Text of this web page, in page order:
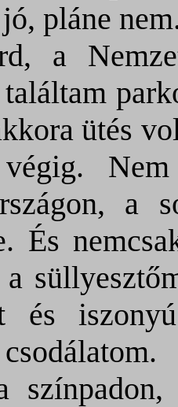
pláne
a
találtam
ütés
a
És
és